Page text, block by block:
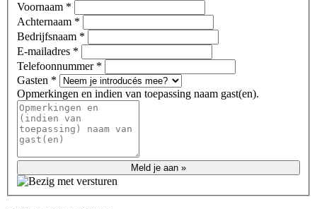
Voornaam *
Achternaam *
Bedrijfsnaam *
E-mailadres *
Telefoonnummer *
Gasten *
Opmerkingen en indien van toepassing naam gast(en).